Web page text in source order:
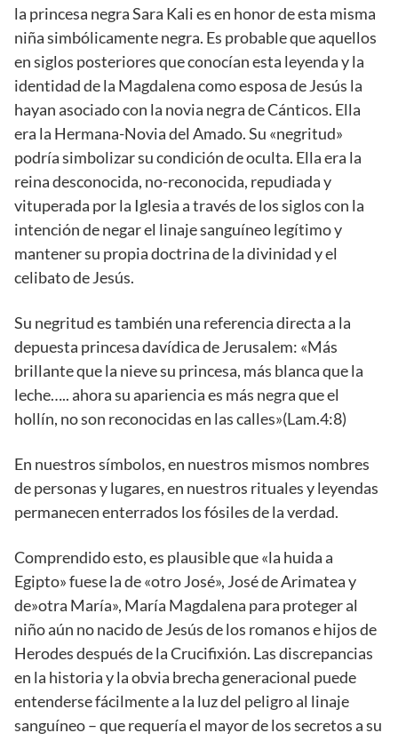
la princesa negra Sara Kali es en honor de esta misma
niña simbólicamente negra. Es probable que aquellos
en siglos posteriores que conocían esta leyenda y la
identidad de la Magdalena como esposa de Jesús la
hayan asociado con la novia negra de Cánticos. Ella
era la Hermana-Novia del Amado. Su «negritud»
podría simbolizar su condición de oculta. Ella era la
reina desconocida, no-reconocida, repudiada y
vituperada por la Iglesia a través de los siglos con la
intención de negar el linaje sanguíneo legítimo y
mantener su propia doctrina de la divinidad y el
celibato de Jesús.
Su negritud es también una referencia directa a la
depuesta princesa davídica de Jerusalem: «Más
brillante que la nieve su princesa, más blanca que la
leche….. ahora su apariencia es más negra que el
hollín, no son reconocidas en las calles»(Lam.4:8)
En nuestros símbolos, en nuestros mismos nombres
de personas y lugares, en nuestros rituales y leyendas
permanecen enterrados los fósiles de la verdad.
Comprendido esto, es plausible que «la huida a
Egipto» fuese la de «otro José», José de Arimatea y
de»otra María», María Magdalena para proteger al
niño aún no nacido de Jesús de los romanos e hijos de
Herodes después de la Crucifixión. Las discrepancias
en la historia y la obvia brecha generacional puede
entenderse fácilmente a la luz del peligro al linaje
sanguíneo – que requería el mayor de los secretos a su